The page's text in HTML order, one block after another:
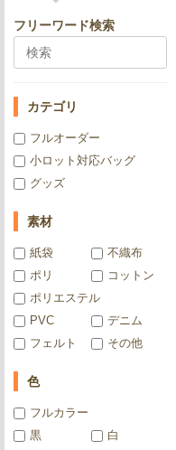
フリーワード検索
カテゴリ
フルオーダー
小ロット対応バッグ
グッズ
素材
紙袋
不織布
ポリ
コットン
ポリエステル
PVC
デニム
フェルト
その他
色
フルカラー
黒
白